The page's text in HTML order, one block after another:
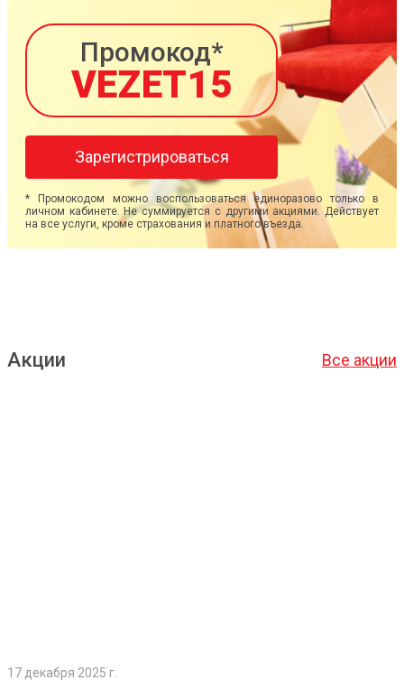
Промокод*
VEZET15
Зарегистрироваться
* Промокодом можно воспользоваться единоразово только в
личном кабинете. Не суммируется с другими акциями. Действует
на все услуги, кроме страхования и платного въезда.
Акции Все акции
17 декабря 2025 г.